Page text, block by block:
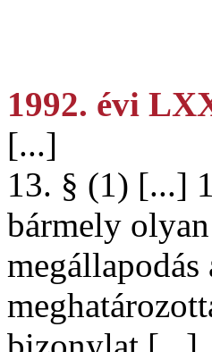
1992. évi
[...]
13. § (1) [...]
bármely